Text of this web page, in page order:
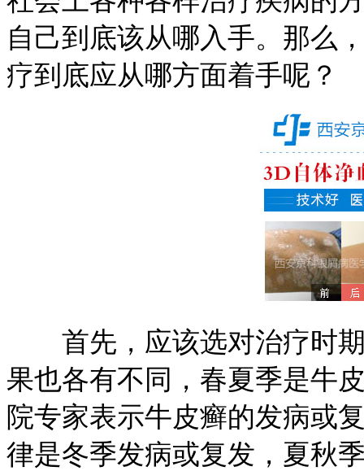
自己到底该从哪入手。那么
疗到底应从哪方面着手呢？
首先，应该选对治疗时期
果也各有不同，春夏季是牛
院专家表示牛皮癣的发病或
律是冬季发病或复发，夏秋